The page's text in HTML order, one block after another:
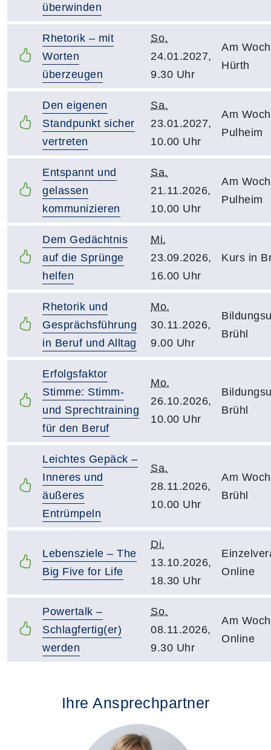
überwinden
Rhetorik – mit
Worten
überzeugen
So.
24.01.2027,
9.30 Uhr
Am
Hürth
Den eigenen
Standpunkt sicher
vertreten
Sa.
23.01.2027,
10.00 Uhr
Am
Pulheim
Entspannt und
gelassen
kommunizieren
Sa.
21.11.2026,
10.00 Uhr
Am
Pulheim
Dem Gedächtnis
auf die Sprünge
helfen
Mi.
23.09.2026,
16.00 Uhr
Kurs in
Rhetorik und
Gesprächsführung
in Beruf und Alltag
Mo.
30.11.2026,
9.00 Uhr
Brühl
Erfolgsfaktor
Stimme: Stimm-
und Sprechtraining
für den Beruf
Mo.
26.10.2026,
10.00 Uhr
Brühl
Leichtes Gepäck –
Inneres und
äußeres
Entrümpeln
Sa.
28.11.2026,
10.00 Uhr
Am
Brühl
Lebensziele – The
Big Five for Life
Di.
13.10.2026,
18.30 Uhr
Online
Powertalk –
Schlagfertig(er)
werden
So.
08.11.2026,
9.30 Uhr
Am
Online
Ihre Ansprechpartner